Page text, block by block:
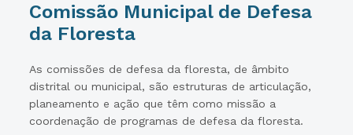
Comissão Municipal de Defesa
da Floresta
As comissões de defesa da floresta, de âmbito
distrital ou municipal, são estruturas de articulação,
planeamento e ação que têm como missão a
coordenação de programas de defesa da floresta.